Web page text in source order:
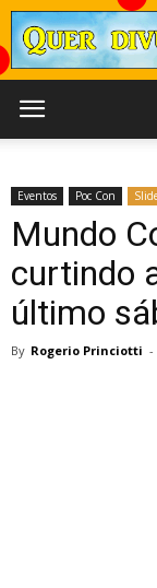
Eventos Poc Con
Mundo
curtindo
último
By Rogerio Princiotti -